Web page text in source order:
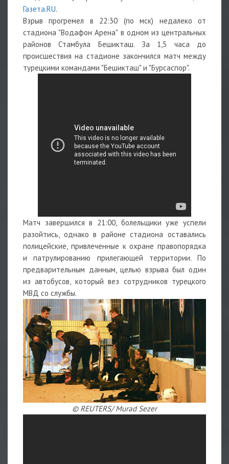
Газета.RU.
Взрыв прогремел в 22:30 (по мск) недалеко от
стадиона "Водафон Арена" в одном из центральных
районов Стамбула Бешикташ. За 1,5 часа до
происшествия на стадионе закончился матч между
турецкими командами "Бешикташ" и "Бурсаспор".
Матч завершился в 21:00, болельщики уже успели
разойтись, однако в районе стадиона оставались
полицейские, привлеченные к охране правопорядка
и патрулированию прилегающей территории. По
предварительным данным, целью взрыва был один
из автобусов, который вез сотрудников турецкого
МВД со службы.
© REUTERS/ Murad Sezer